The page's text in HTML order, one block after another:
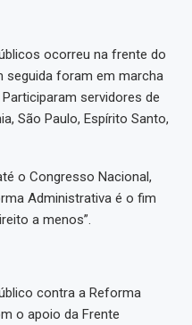
ocorreu na frente do
seguida foram em marcha
servidores de
São Paulo, Espírito Santo,
o Congresso Nacional,
Administrativa é o fim
a menos”.
contra a Reforma
o apoio da Frente